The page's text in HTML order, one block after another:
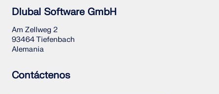
Dlubal Software GmbH
Am Zellweg 2
93464 Tiefenbach
Alemania
Contáctenos